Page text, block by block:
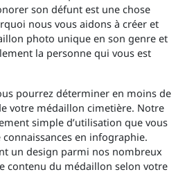
son défunt est une chose
nous vous aidons à créer et
photo unique en son genre et
la personne qui vous est
pourrez déterminer en moins de
votre médaillon cimetière. Notre
simple d’utilisation que vous
connaissances en infographie.
un design parmi nos nombreux
contenu du médaillon selon votre